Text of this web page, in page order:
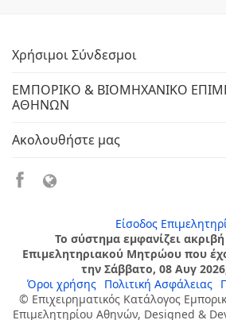
Χρήσιμοι Σύνδεσμοι
ΕΜΠΟΡΙΚΟ & ΒΙΟΜΗΧΑΝΙΚΟ
ΑΘΗΝΩΝ
Ακολουθήστε μας
Είσοδος
Το σύστημα εμφανίζει
Επιμελητηριακού Μητρώου που
την Σάββατο, 08 Αυγ
Όροι χρήσης
Πολιτική Ασφάλειας
© Επιχειρηματικός Κατάλογος
Επιμελητηρίου Αθηνών, Designed &